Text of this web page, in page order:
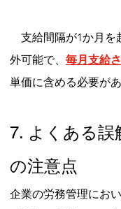
支給間隔が1か月を
外可能で、 毎月支給
単価に含める必要があ
7. よくある誤
の注意点
企業の労務管理にお